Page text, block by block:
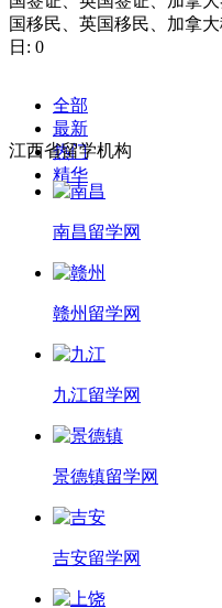
国移民、英国移民、加拿
日: 0
全部
最新
热门
精华
江西省留学机构
南昌留学网
赣州留学网
九江留学网
景德镇留学网
吉安留学网